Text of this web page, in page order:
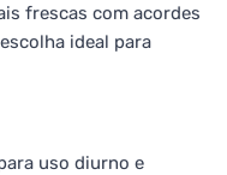
frescas com acordes
ideal para
uso diurno e